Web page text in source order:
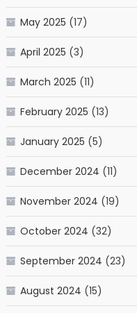
May 2025 (17)
April 2025 (3)
March 2025 (11)
February 2025 (13)
January 2025 (5)
December 2024 (11)
November 2024 (19)
October 2024 (32)
September 2024 (23)
August 2024 (15)